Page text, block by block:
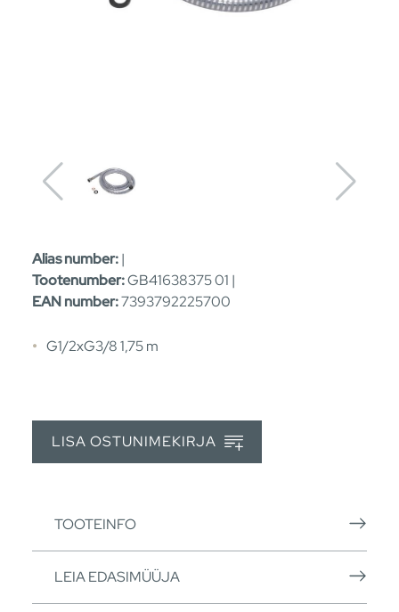
Alias number:|
Tootenumber:GB41638375 01 |
EAN number:7393792225700
G1/2xG3/8 1,75 m
LISA OSTUNIMEKIRJA
TOOTEINFO
LEIA EDASIMÜÜJA